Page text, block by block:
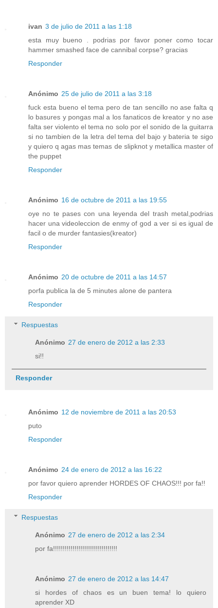
ivan 3 de julio de 2011 a las 1:18
esta muy bueno . podrias por favor poner como tocar
hammer smashed face de cannibal corpse? gracias
Responder
Anónimo 25 de julio de 2011 a las 3:18
fuck esta bueno el tema pero de tan sencillo no ase falta q
lo basures y pongas mal a los fanaticos de kreator y no ase
falta ser violento el tema no solo por el sonido de la guitarra
si no tambien de la letra del tema del bajo y bateria te sigo
y quiero q agas mas temas de slipknot y metallica master of
the puppet
Responder
Anónimo 16 de octubre de 2011 a las 19:55
oye no te pases con una leyenda del trash metal,podrias
hacer una videoleccion de enmy of god a ver si es igual de
facil o de murder fantasies(kreator)
Responder
Anónimo 20 de octubre de 2011 a las 14:57
porfa publica la de 5 minutes alone de pantera
Responder
Respuestas
Anónimo 27 de enero de 2012 a las 2:33
si!!
Responder
Anónimo 12 de noviembre de 2011 a las 20:53
puto
Responder
Anónimo 24 de enero de 2012 a las 16:22
por favor quiero aprender HORDES OF CHAOS!!! por fa!!
Responder
Respuestas
Anónimo 27 de enero de 2012 a las 2:34
por fa!!!!!!!!!!!!!!!!!!!!!!!!!!!!!!!!!
Anónimo 27 de enero de 2012 a las 14:47
si hordes of chaos es un buen tema! lo quiero
aprender XD